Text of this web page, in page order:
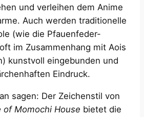
und verleihen dem Anime
Auch werden traditionelle
(wie die Pfauenfeder-
im Zusammenhang mit Aois
kunstvoll eingebunden und
Eindruck.
sagen: Der Zeichenstil von
of Momochi House bietet die